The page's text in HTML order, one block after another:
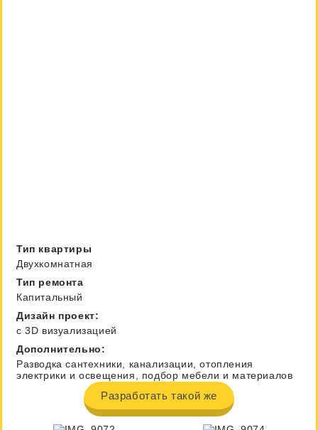
Тип квартиры
Двухкомнатная
Тип ремонта
Капитальный
Дизайн проект:
с 3D визуализацией
Дополнительно:
Разводка сантехники, канализации, отопления
электрики и освещения, подбор мебели и материалов
Разработать такой же